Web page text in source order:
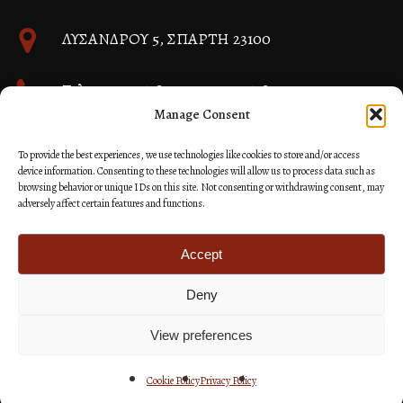
Manage Consent
To provide the best experiences, we use technologies like cookies to store and/or access
device information. Consenting to these technologies will allow us to process data such as
browsing behavior or unique IDs on this site. Not consenting or withdrawing consent, may
adversely affect certain features and functions.
Accept
Deny
View preferences
Cookie PolicyPrivacy Policy
ΛΥΣΑΝΔΡΟΥ 5, ΣΠΑΡΤΗ 23100
Τηλ. 27310 26580 και 27310 26581
Κατασκευή Ιστοσελίδων Site as you GO: Falcon από
Hellenic Technologies